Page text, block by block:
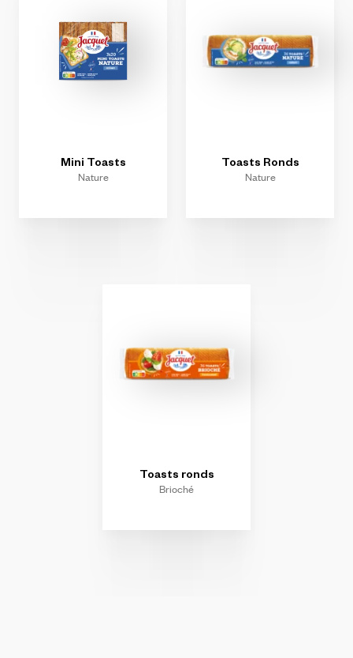
Mini Toasts
Nature
Toasts Ronds
Nature
Toasts ronds
Brioché